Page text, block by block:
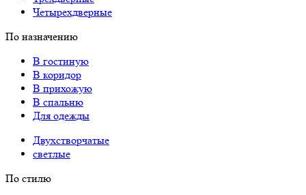
Четырехдверные
По назначению
В гостиную
В коридор
В прихожую
В спальню
Для одежды
Двухстворчатые
светлые
По стилю